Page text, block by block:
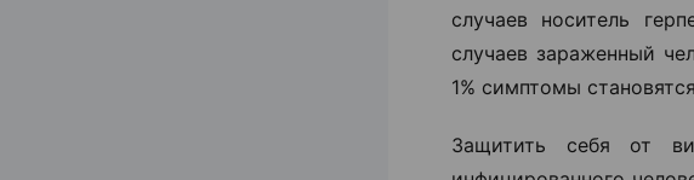
случаев носитель
случаев зараженный
1% симптомы
Защитить себя от